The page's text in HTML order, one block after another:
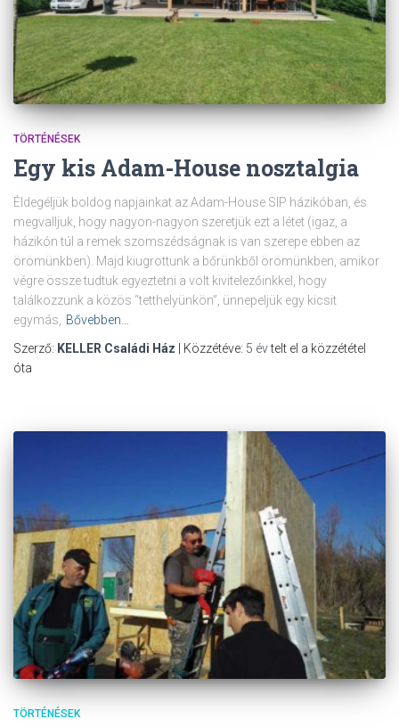
TÖRTÉNÉSEK
Egy kis Adam-House nosztalgia
Éldegéljük boldog napjainkat az Adam-House SIP házikóban, és
megvalljuk, hogy nagyon-nagyon szeretjük ezt a létet (igaz, a
házikón túl a remek szomszédságnak is van szerepe ebben az
örömünkben). Majd kiugrottunk a bőrünkből örömünkben, amikor
végre össze tudtuk egyeztetni a volt kivitelezőinkkel, hogy
találkozzunk a közös “tetthelyünkön”, ünnepeljük egy kicsit
egymás,
Bővebben…
Szerző: KELLER Családi Ház | Közzétéve: 5 évtelt el a közzététel
óta
TÖRTÉNÉSEK